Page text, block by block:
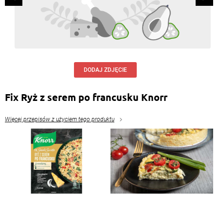
DODAJ ZDJĘCIE
Fix Ryż z serem po francusku Knorr
Więcej przepisów z użyciem tego produktu